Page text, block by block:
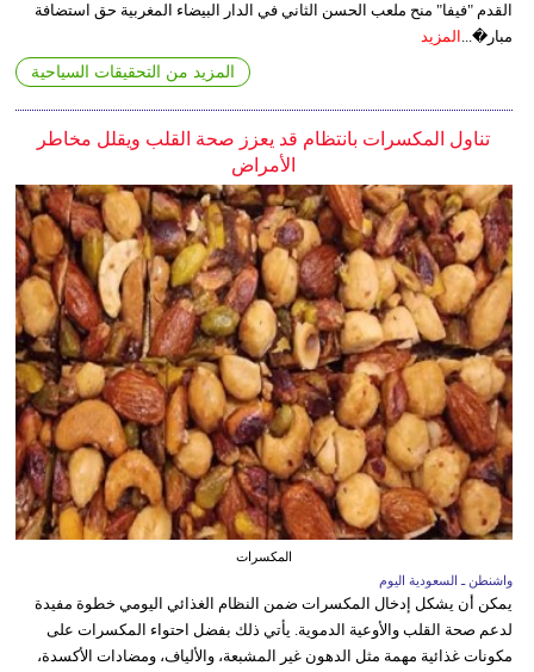
القدم "فيفا" منح ملعب الحسن الثاني في الدار البيضاء المغربية حق استضافة
مبار�... المزيد
المزيد من التحقيقات السياحية
تناول المكسرات بانتظام قد يعزز صحة القلب ويقلل مخاطر
الأمراض
المكسرات
واشنطن ـ السعودية اليوم
يمكن أن يشكل إدخال المكسرات ضمن النظام الغذائي اليومي خطوة مفيدة
لدعم صحة القلب والأوعية الدموية. يأتي ذلك بفضل احتواء المكسرات على
مكونات غذائية مهمة مثل الدهون غير المشبعة، والألياف، ومضادات الأكسدة،